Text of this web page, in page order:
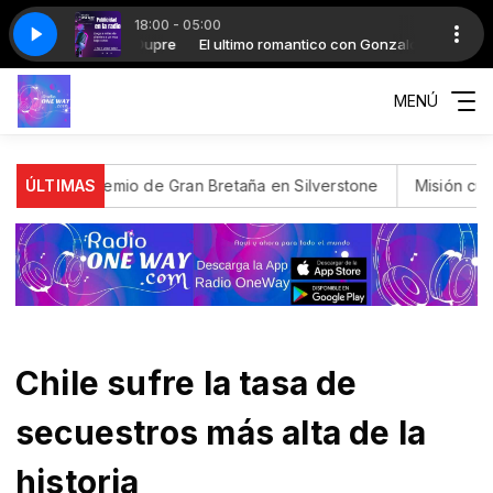
18:00 - 05:00
Gonzalo Dupre El ultimo romantico con Gonzalo Dupre
1984 REMASTERIZADO PALABRA DE HONOR LUIS MIGUEL 1984
MENÚ
ÚLTIMAS
de Gran Bretaña en Silverstone Misión cumplida
Chile sufre la tasa de
secuestros más alta de la
historia